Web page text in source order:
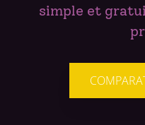
simple et